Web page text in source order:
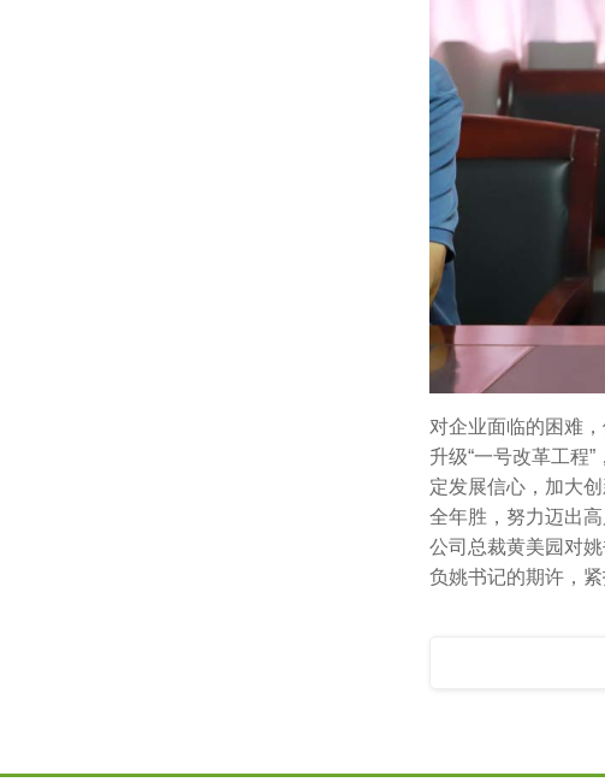
对企业面临的困难
升级“一号改革工程
定发展信心，加大
全年胜，努力迈出高
公司总裁黄美园对
负姚书记的期许，